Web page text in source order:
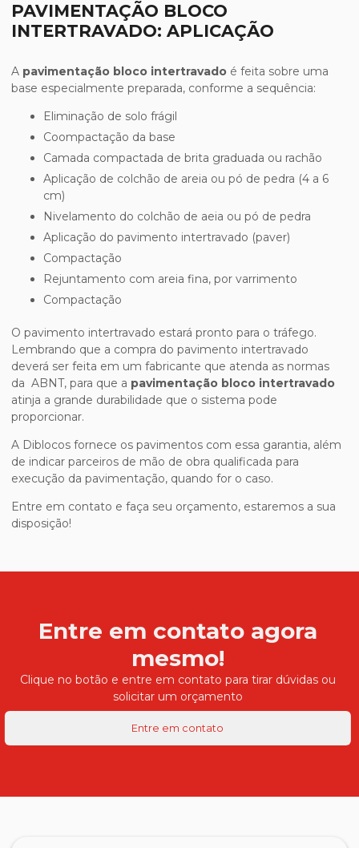
PAVIMENTAÇÃO BLOCO
INTERTRAVADO: APLICAÇÃO
A pavimentação bloco intertravado é feita sobre uma
base especialmente preparada, conforme a sequência:
Eliminação de solo frágil
Coompactação da base
Camada compactada de brita graduada ou rachão
Aplicação de colchão de areia ou pó de pedra (4 a 6
cm)
Nivelamento do colchão de aeia ou pó de pedra
Aplicação do pavimento intertravado (paver)
Compactação
Rejuntamento com areia fina, por varrimento
Compactação
O pavimento intertravado estará pronto para o tráfego.
Lembrando que a compra do pavimento intertravado
deverá ser feita em um fabricante que atenda as normas
da ABNT, para que a pavimentação bloco intertravado
atinja a grande durabilidade que o sistema pode
proporcionar.
A Diblocos fornece os pavimentos com essa garantia, além
de indicar parceiros de mão de obra qualificada para
execução da pavimentação, quando for o caso.
Entre em contato e faça seu orçamento, estaremos a sua
disposição!
Entre em contato agora
mesmo!
Clique no botão e entre em contato para tirar dúvidas ou
solicitar um orçamento
Entre em contato